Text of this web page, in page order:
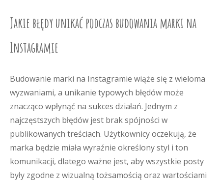
Jakie błędy unikać podczas budowania marki na
Instagramie
Budowanie marki na Instagramie wiąże się z wieloma
wyzwaniami, a unikanie typowych błędów może
znacząco wpłynąć na sukces działań. Jednym z
najczęstszych błędów jest brak spójności w
publikowanych treściach. Użytkownicy oczekują, że
marka będzie miała wyraźnie określony styl i ton
komunikacji, dlatego ważne jest, aby wszystkie posty
były zgodne z wizualną tożsamością oraz wartościami